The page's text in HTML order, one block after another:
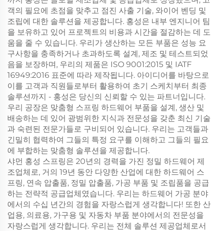
객의 필요에 초점을 맞추고 점진 사출 기술, 와이어 벤딩 및
조립에 대한 솔루션을 제공합니다. 홍성은 내부 엔지니어 팀
을 보유하고 있어 프로젝트의 비용과 시간을 절감하는 데 도
움을 줄 수 있습니다. 우리가 생산하는 모든 부품은 성능 요
구사항을 충족하거나 초과하도록 설계, 제조 및 테스트되었
음을 보장하며, 우리의 제품은 ISO 9001:2015 및 IATF
16949:2016 표준에 따라 제작됩니다. 아이디어를 바탕으로
이를 고객과 직원들로부터 활용하여 초기 스케치부터 최종
솔루션까지 - 홍성은 당신의 신뢰할 수 있는 파트너입니다.
우리 공장은 맞춤형 스프링 하드웨어 부품을 설계, 생산 및
배송하는 데 있어 광범위한 지식과 전문성을 갖춘 최신 기술
과 숙련된 전문가들로 구비되어 있습니다. 우리는 고객들과
긴밀히 협력하여 그들의 특정 요구를 이해하고 그들의 필요
에 부합하는 맞춤형 솔루션을 제공합니다.
샤먼 홍성 스프링은 20년의 경력을 가진 정밀 하드웨어 제
조업체로, 거의 19년 동안 다양한 산업에 대한 하드웨어 스
프링, 연속 압출품, 정밀 압출품, 가공 부품 및 조립품을 공급
하는 전략적 공급업체였습니다. 우리는 하드웨어 가공 분야
에서의 수십 년간의 경험을 자랑스럽게 생각합니다! 또한 산
업용, 의료용, 가구용 및 자동차 부품 분야에서의 전문성을
자랑스럽게 생각합니다. 우리는 전체 솔루션 제공업체로서